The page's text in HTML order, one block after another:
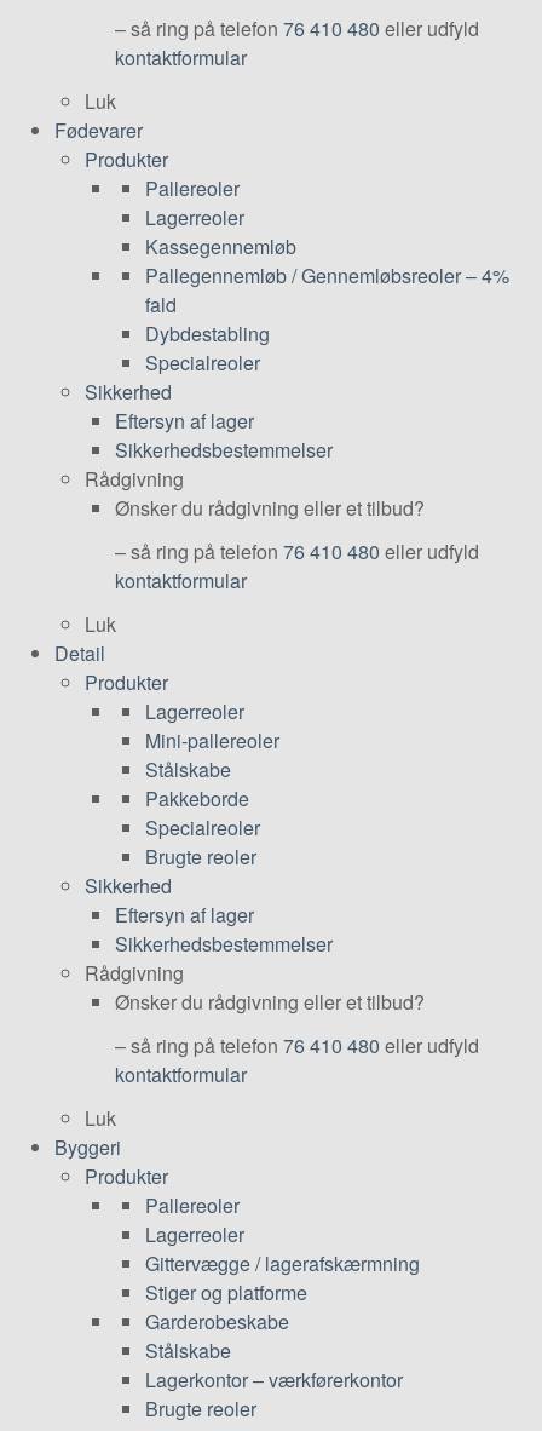
– så ring på telefon 76 410 480 eller udfyld
kontaktformular
Luk
Fødevarer
Produkter
Pallereoler
Lagerreoler
Kassegennemløb
Pallegennemløb / Gennemløbsreoler – 4%
fald
Dybdestabling
Specialreoler
Sikkerhed
Eftersyn af lager
Sikkerhedsbestemmelser
Rådgivning
Ønsker du rådgivning eller et tilbud?
– så ring på telefon 76 410 480 eller udfyld
kontaktformular
Luk
Detail
Produkter
Lagerreoler
Mini-pallereoler
Stålskabe
Pakkeborde
Specialreoler
Brugte reoler
Sikkerhed
Eftersyn af lager
Sikkerhedsbestemmelser
Rådgivning
Ønsker du rådgivning eller et tilbud?
– så ring på telefon 76 410 480 eller udfyld
kontaktformular
Luk
Byggeri
Produkter
Pallereoler
Lagerreoler
Gittervægge / lagerafskærmning
Stiger og platforme
Garderobeskabe
Stålskabe
Lagerkontor – værkførerkontor
Brugte reoler